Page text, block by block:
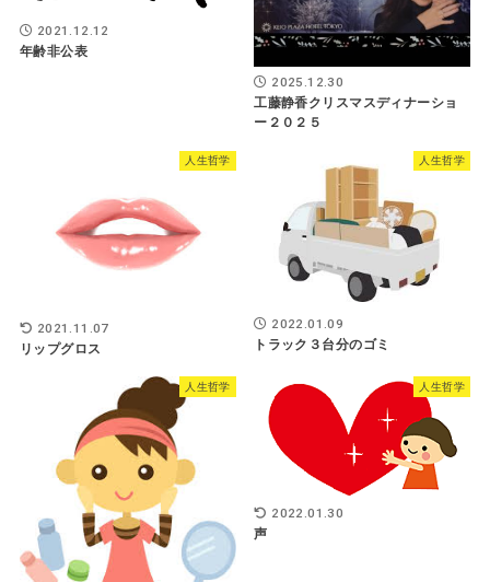
2021.12.12
年齢非公表
2025.12.30
工藤静香クリスマスディナーショ
ー２０２５
人生哲学
2021.11.07
リップグロス
人生哲学
2022.01.09
トラック３台分のゴミ
人生哲学 人生哲学
2022.01.30
声